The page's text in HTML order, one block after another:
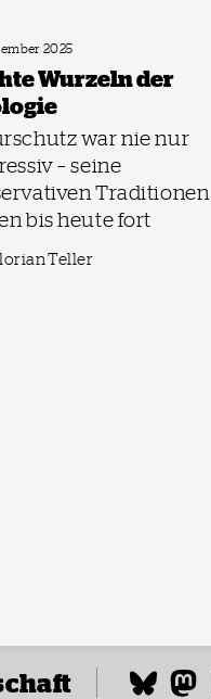
2025
Wurzeln der
war nie nur
– seine
Traditionen
bis heute fort
Teller